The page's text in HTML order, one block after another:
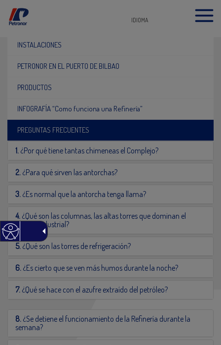
IDIOMA
INSTALACIONES
PETRONOR EN EL PUERTO DE BILBAO
PRODUCTOS
INFOGRAFÍA “Como funciona una Refinería”
PREGUNTAS FRECUENTES
1. ¿Por qué tiene tantas chimeneas el Complejo?
2. ¿Para qué sirven las antorchas?
3. ¿Es normal que la antorcha tenga llama?
4. ¿Qué son las columnas, las altas torres que dominan el
paisaje industrial?
5. ¿Qué son las torres de refrigeración?
6. ¿Es cierto que se ven más humos durante la noche?
7. ¿Qué se hace con el azufre extraído del petróleo?
8. ¿Se detiene el funcionamiento de la Refinería durante la
semana?